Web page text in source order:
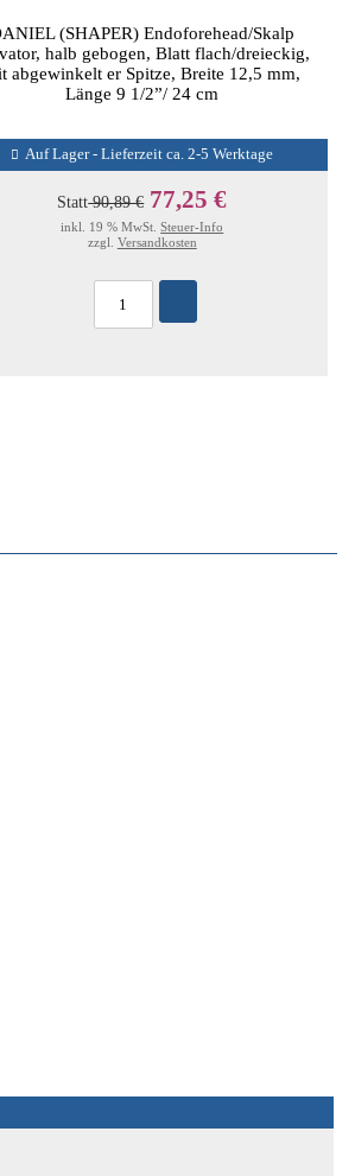
(SHAPER) Endoforehead/Skalp
halb gebogen, Blatt flach/dreieckig,
abgewinkelt er Spitze, Breite 12,5 mm,
Länge 9 1/2”/ 24 cm
Auf Lager - Lieferzeit ca. 2-5 Werktage
Statt90,89 € 77,25 €
inkl. 19 % MwSt.Steuer-Info
zzgl. Versandkosten